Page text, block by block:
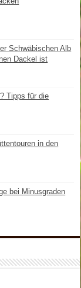
Schwäbischen Alb
Dackel ist
Tipps für die
in den
bei Minusgraden